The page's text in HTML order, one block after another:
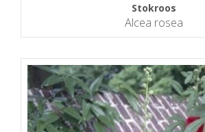
Stokroos
Alcea rosea